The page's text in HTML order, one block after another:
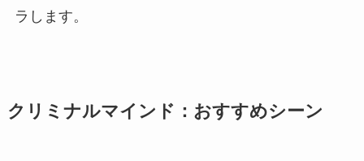
ラします。
クリミナルマインド ：おすすめシーン